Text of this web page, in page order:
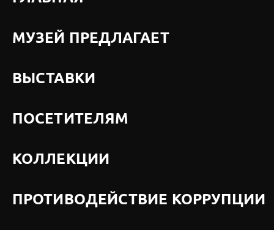
МУЗЕЙ ПРЕДЛАГАЕТ
ВЫСТАВКИ
ПОСЕТИТЕЛЯМ
КОЛЛЕКЦИИ
ПРОТИВОДЕЙСТВИЕ КОРРУПЦИИ